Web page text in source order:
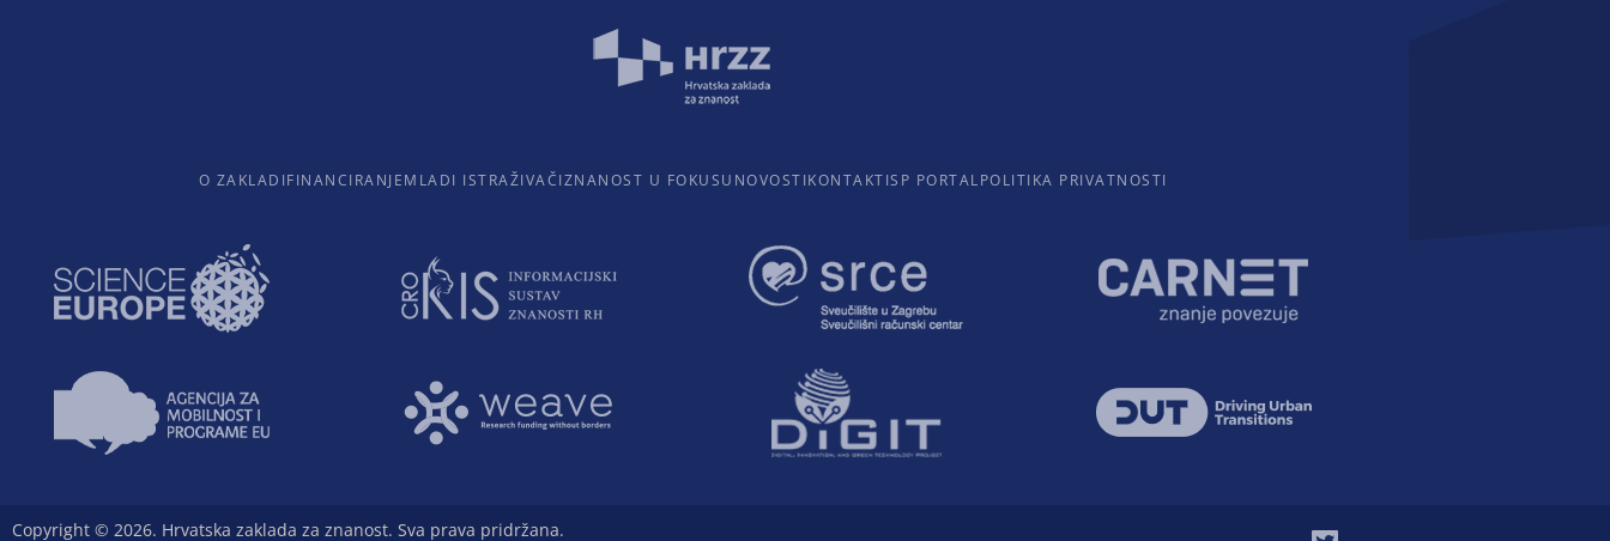
O ZAKLADIFINANCIRANJEMLADI ISTRAŽIVAČIZNANOST U FOKUSU NOVOSTIKONTAKTISP PORTALPOLITIKA PRIVATNOSTI
Copyright © 2026. Hrvatska zaklada za znanost. Sva prava pridržana.